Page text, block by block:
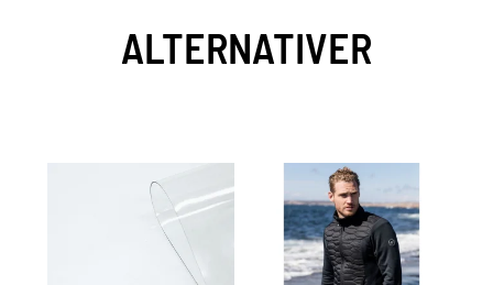
ALTERNATIVER